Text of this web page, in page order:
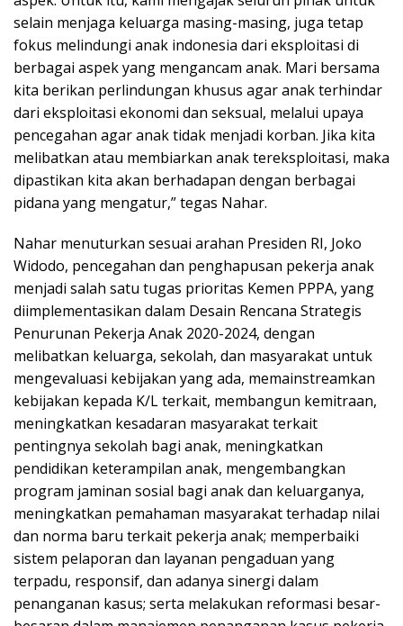
selain menjaga keluarga masing-masing, juga tetap
fokus melindungi anak indonesia dari eksploitasi di
berbagai aspek yang mengancam anak. Mari bersama
kita berikan perlindungan khusus agar anak terhindar
dari eksploitasi ekonomi dan seksual, melalui upaya
pencegahan agar anak tidak menjadi korban. Jika kita
melibatkan atau membiarkan anak tereksploitasi, maka
dipastikan kita akan berhadapan dengan berbagai
pidana yang mengatur,” tegas Nahar.
Nahar menuturkan sesuai arahan Presiden RI, Joko
Widodo, pencegahan dan penghapusan pekerja anak
menjadi salah satu tugas prioritas Kemen PPPA, yang
diimplementasikan dalam Desain Rencana Strategis
Penurunan Pekerja Anak 2020-2024, dengan
melibatkan keluarga, sekolah, dan masyarakat untuk
mengevaluasi kebijakan yang ada, memainstreamkan
kebijakan kepada K/L terkait, membangun kemitraan,
meningkatkan kesadaran masyarakat terkait
pentingnya sekolah bagi anak, meningkatkan
pendidikan keterampilan anak, mengembangkan
program jaminan sosial bagi anak dan keluarganya,
meningkatkan pemahaman masyarakat terhadap nilai
dan norma baru terkait pekerja anak; memperbaiki
sistem pelaporan dan layanan pengaduan yang
terpadu, responsif, dan adanya sinergi dalam
penanganan kasus; serta melakukan reformasi besar-